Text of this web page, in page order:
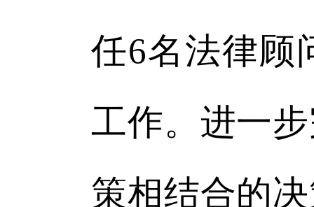
任6名法律顾
工作。进一
策相结合的